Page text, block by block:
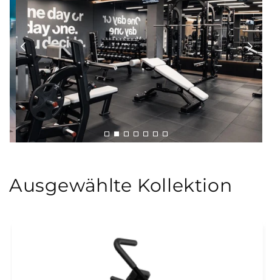
Ausgewählte Kollektion